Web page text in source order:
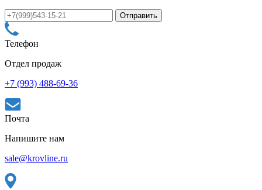
Телефон
Отдел продаж
+7 (993) 488-69-36
Почта
Напишите нам
sale@krovline.ru